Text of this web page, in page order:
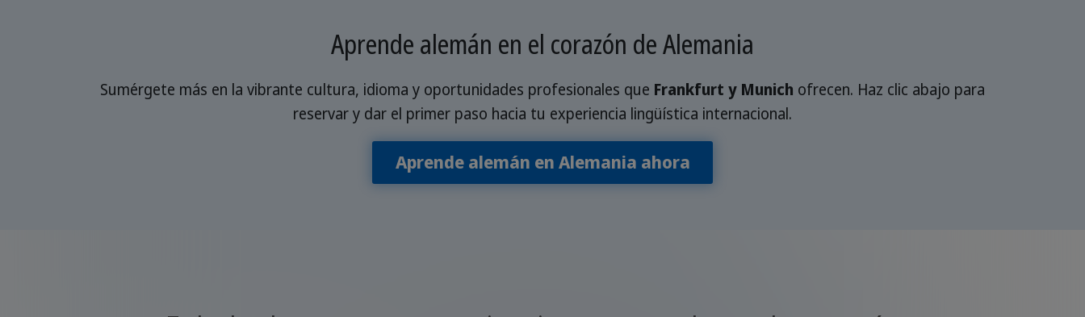
Aprende alemán en el corazón de Alemania
Sumérgete más en la vibrante cultura, idioma y oportunidades profesionales que Frankfurt y Munich ofrecen. Haz clic abajo para
reservar y dar el primer paso hacia tu experiencia lingüística internacional.
Aprende alemán en Alemania ahora